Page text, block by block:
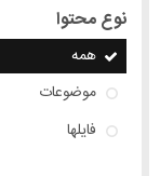
نوع محتوا
همه
موضوعات
فایلها